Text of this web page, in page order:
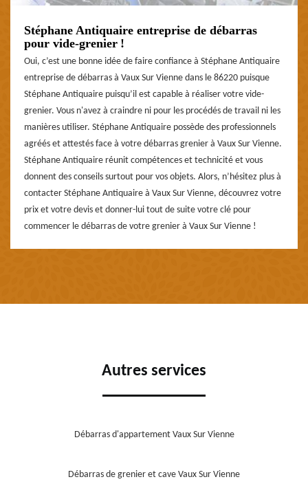
Stéphane Antiquaire entreprise de débarras
pour vide-grenier !
Oui, c’est une bonne idée de faire confiance à Stéphane Antiquaire
entreprise de débarras à Vaux Sur Vienne dans le 86220 puisque
Stéphane Antiquaire puisqu’il est capable à réaliser votre vide-
grenier. Vous n'avez à craindre ni pour les procédés de travail ni les
manières utiliser. Stéphane Antiquaire possède des professionnels
agréés et attestés face à votre débarras grenier à Vaux Sur Vienne.
Stéphane Antiquaire réunit compétences et technicité et vous
donnent des conseils surtout pour vos objets. Alors, n’hésitez plus à
contacter Stéphane Antiquaire à Vaux Sur Vienne, découvrez votre
prix et votre devis et donner-lui tout de suite votre clé pour
commencer le débarras de votre grenier à Vaux Sur Vienne !
Autres services
Débarras d'appartement Vaux Sur Vienne
Débarras de grenier et cave Vaux Sur Vienne